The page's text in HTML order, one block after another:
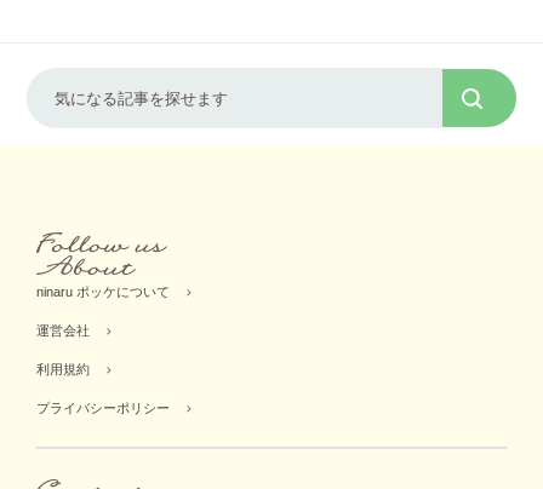
ninaru ポッケについて
運営会社
利用規約
プライバシーポリシー